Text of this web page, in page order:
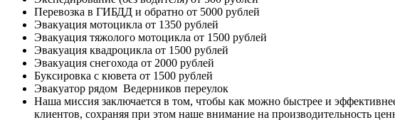
Перевозка в ГИБДД и обратно от 5000 рублей
Эвакуация мотоцикла от 1350 рублей
Эвакуация тяжолого мотоцикла от 1500 рублей
Эвакуация квадроцикла от 1500 рублей
Эвакуация снегохода от 2000 рублей
Буксировка с кювета от 1500 рублей
Эвакуатор рядом Ведерников переулок
Наша миссия заключается в том, чтобы как можно быстрее и
клиентов, сохраняя при этом наше внимание на